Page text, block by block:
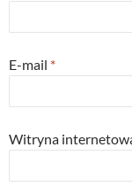
E-mail *
Witryna